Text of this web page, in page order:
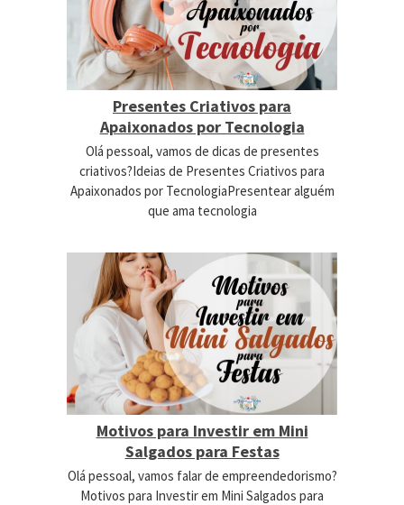
Presentes Criativos para
Apaixonados por Tecnologia
Olá pessoal, vamos de dicas de presentes
criativos?Ideias de Presentes Criativos para
Apaixonados por TecnologiaPresentear alguém
que ama tecnologia
Motivos para Investir em Mini
Salgados para Festas
Olá pessoal, vamos falar de empreendedorismo?
Motivos para Investir em Mini Salgados para